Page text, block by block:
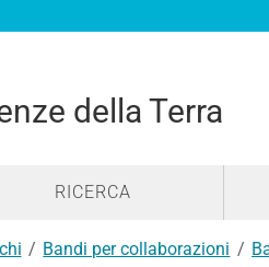
della Terra
RICERCA
Bandi per collaborazioni